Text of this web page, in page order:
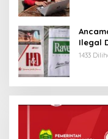
Ilegal
1433